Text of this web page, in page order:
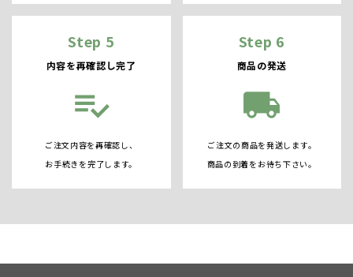
Step 5
内容を再確認し完了
playlist_add_check
ご注文内容を再確認し、
お手続きを完了します。
Step 6
商品の発送
local_shipping
ご注文の商品を発送します。
商品の到着をお待ち下さい。